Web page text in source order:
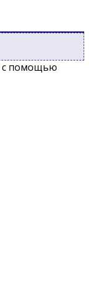
с помощью